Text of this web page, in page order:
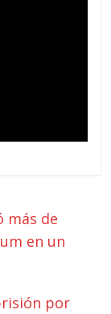
más de
en un
por